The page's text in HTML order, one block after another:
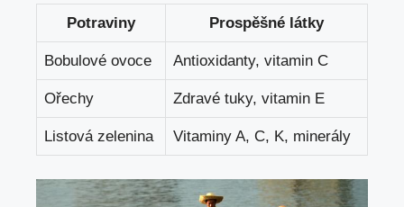
Potraviny Prospěšné látky
Bobulové ovoce Antioxidanty, vitamin C
Ořechy Zdravé tuky, vitamin E
Listová zelenina Vitaminy A, C, K, minerály